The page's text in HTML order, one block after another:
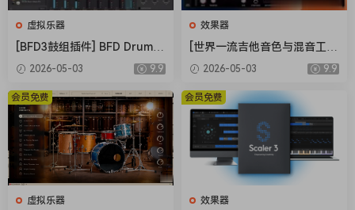
虚拟乐器
[BFD3鼓组插件] BFD Drums
BFD3 v3.5.0.49-R2R [WiN]
2026-05-03 9.9
效果器
[世界一流吉他音色与混音工具
全套合集] STL Tones Bundle
v2026.04 [WiN, MacOSX]（1.
48GB+3.34GB）
2026-05-03 9.9
虚拟乐器
会员免费
效果器
会员免费